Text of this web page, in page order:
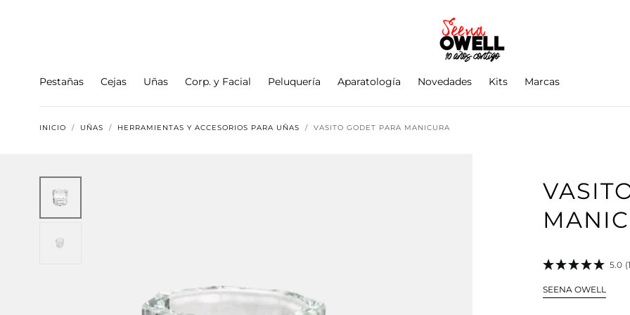
Pestañas Cejas Uñas Corp. y Facial Peluquería Aparatología Novedades Kits Marcas
INICIO / UÑAS / HERRAMIENTAS Y ACCESORIOS PARA UÑAS / VASITO GODET PARA MANICURA
5.0
SEENA OWELL